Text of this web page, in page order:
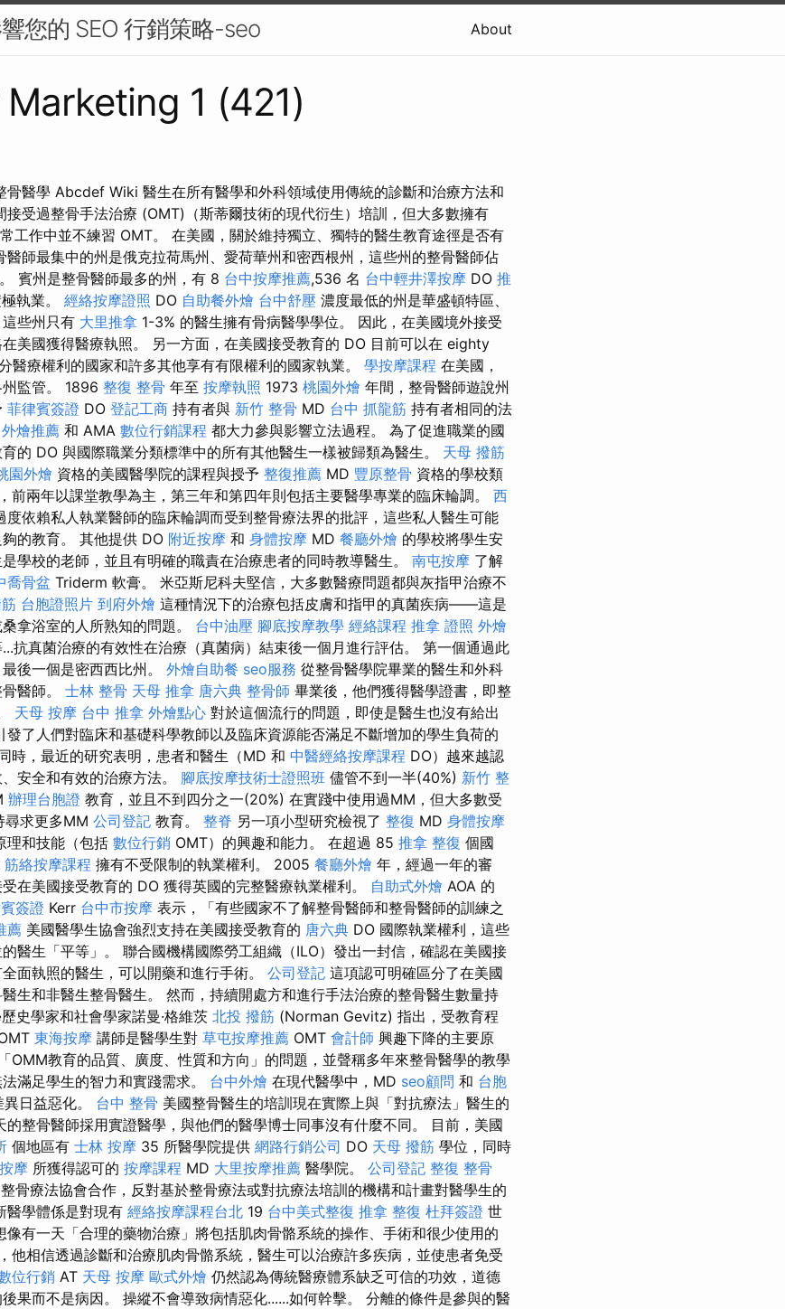
您的 SEO 行銷策略-seo About
1 (421)
骨醫學 Abcdef Wiki 醫生在所有醫學和外科領域使用傳統的診斷和治療方法和
接受過整骨手法治療 (OMT)（斯蒂爾技術的現代衍生）培訓，但大多數擁有
工作中並不練習 OMT。 在美國，關於維持獨立、獨特的醫生教育途徑是否有
醫師最集中的州是俄克拉荷馬州、愛荷華州和密西根州，這些州的整骨醫師佔
賓州是整骨醫師最多的州，有 8 台中按摩推薦,536 名 台中輕井澤按摩 DO 推
執業。 經絡按摩證照 DO 自助餐外燴 台中舒壓 濃度最低的州是華盛頓特區、
些州只有 大里推拿 1-3% 的醫生擁有骨病醫學學位。 因此，在美國境外接受
美國獲得醫療執照。 另一方面，在美國接受教育的 DO 目前可以在 eighty
醫療權利的國家和許多其他享有有限權利的國家執業。 學按摩課程 在美國，
監管。 1896 整復 整骨 年至 按摩執照 1973 桃園外燴 年間，整骨醫師遊說州
菲律賓簽證 DO 登記工商 持有者與 新竹 整骨 MD 台中 抓龍筋 持有者相同的法
外燴推薦 和 AMA 數位行銷課程 都大力參與影響立法過程。 為了促進職業的國
的 DO 與國際職業分類標準中的所有其他醫生一樣被歸類為醫生。 天母 撥筋
園外燴 資格的美國醫學院的課程與授予 整復推薦 MD 豐原整骨 資格的學校類
前兩年以課堂教學為主，第三年和第四年則包括主要醫學專業的臨床輪調。 西
度依賴私人執業醫師的臨床輪調而受到整骨療法界的批評，這些私人醫生可能
的教育。 其他提供 DO 附近按摩 和 身體按摩 MD 餐廳外燴 的學校將學生安
學校的老師，並且有明確的職責在治療患者的同時教導醫生。 南屯按摩 了解
喬骨盆 Triderm 軟膏。 米亞斯尼科夫堅信，大多數醫療問題都與灰指甲治療不
台胞證照片 到府外燴 這種情況下的治療包括皮膚和指甲的真菌疾病——這是
拿浴室的人所熟知的問題。 台中油壓 腳底按摩教學 經絡課程 推拿 證照 外燴
抗真菌治療的有效性在治療（真菌病）結束後一個月進行評估。 第一個通過此
後一個是密西西比州。 外燴自助餐 seo服務 從整骨醫學院畢業的醫生和外科
醫師。 士林 整骨 天母 推拿 唐六典 整骨師 畢業後，他們獲得醫學證書，即整
天母 按摩 台中 推拿 外燴點心 對於這個流行的問題，即使是醫生也沒有給出
了人們對臨床和基礎科學教師以及臨床資源能否滿足不斷增加的學生負荷的
時，最近的研究表明，患者和醫生（MD 和 中醫經絡按摩課程 DO）越來越認
安全和有效的治療方法。 腳底按摩技術士證照班 儘管不到一半(40%) 新竹 整
辦理台胞證 教育，並且不到四分之一(20%) 在實踐中使用過MM，但大多數受
尋求更多MM 公司登記 教育。 整脊 另一項小型研究檢視了 整復 MD 身體按摩
理和技能（包括 數位行銷 OMT）的興趣和能力。 在超過 85 推拿 整復 個國
筋絡按摩課程 擁有不受限制的執業權利。 2005 餐廳外燴 年，經過一年的審
在美國接受教育的 DO 獲得英國的完整醫療執業權利。 自助式外燴 AOA 的
簽證 Kerr 台中市按摩 表示，「有些國家不了解整骨醫師和整骨醫師的訓練之
薦 美國醫學生協會強烈支持在美國接受教育的 唐六典 DO 國際執業權利，這些
醫生「平等」。 聯合國機構國際勞工組織（ILO）發出一封信，確認在美國接
面執照的醫生，可以開藥和進行手術。 公司登記 這項認可明確區分了在美國
生和非醫生整骨醫生。 然而，持續開處方和進行手法治療的整骨醫生數量持
史學家和社會學家諾曼·格維茨 北投 撥筋 (Norman Gevitz) 指出，受教育程
東海按摩 講師是醫學生對 草屯按摩推薦 OMT 會計師 興趣下降的主要原
OMM教育的品質、廣度、性質和方向」的問題，並聲稱多年來整骨醫學的教學
滿足學生的智力和實踐需求。 台中外燴 在現代醫學中，MD seo顧問 和 台胞
日益惡化。 台中 整骨 美國整骨醫生的培訓現在實際上與「對抗療法」醫生的
整骨醫師採用實證醫學，與他們的醫學博士同事沒有什麼不同。 目前，美國
個地區有 士林 按摩 35 所醫學院提供 網路行銷公司 DO 天母 撥筋 學位，同時
摩 所獲得認可的 按摩課程 MD 大里按摩推薦 醫學院。 公司登記 整復 整骨
骨療法協會合作，反對基於整骨療法或對抗療法培訓的機構和計畫對醫學生的
醫學體係是對現有 經絡按摩課程台北 19 台中美式整復 推拿 整復 杜拜簽證 世
有一天「合理的藥物治療」將包括肌肉骨骼系統的操作、手術和很少使用的
他相信透過診斷和治療肌肉骨骼系統，醫生可以治療許多疾病，並使患者免受
位行銷 AT 天母 按摩 歐式外燴 仍然認為傳統醫療體系缺乏可信的功效，道德
果而不是病因。 操縱不會導致病情惡化......如何幹擊。 分離的條件是參與的醫